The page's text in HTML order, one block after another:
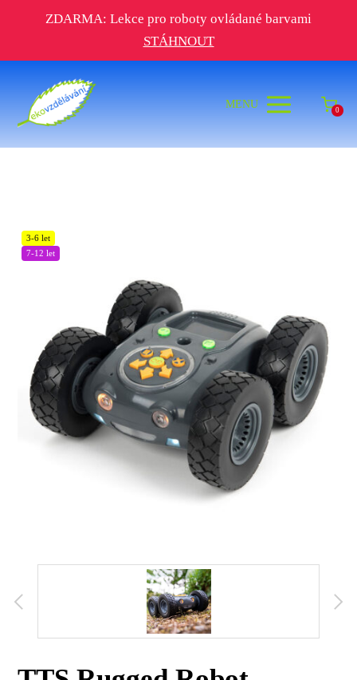
ZDARMA: Lekce pro roboty ovládané barvami
STÁHNOUT
MENU 0
3-6 let
7-12 let